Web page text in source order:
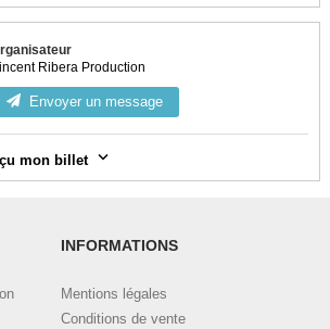
Ribera Production
Envoyer un message
mon billet
à votre compteiciet visualisez toutes vos
en utilisant le bouton de contact ci-
bien l'email et le nom utilisé pour la
INFORMATIONS
Mentions légales
Conditions de vente